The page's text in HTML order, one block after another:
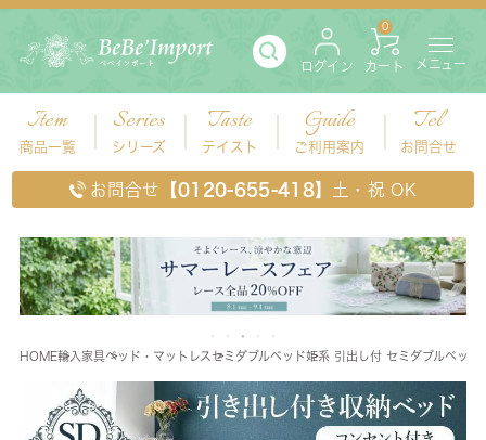
ログイン カート
0
メニュー
Item
商品一覧
Series
シリーズ
Taste
テイスト
Guide
ご利用案内
Tel
お問合せ
お問合せ 【0120-655-418】 土・祝 OK
HOME輸入家具ベッド・マットレス セミダブルベッド姫系 引出し付 セミダブルベッ